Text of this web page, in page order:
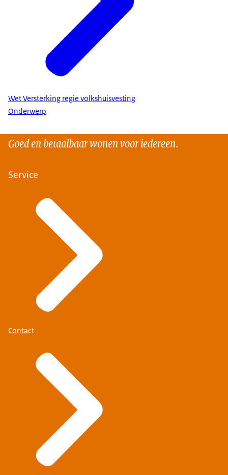
Wet Versterking regie volkshuisvesting
Onderwerp
Goed en betaalbaar wonen voor iedereen.
Service
Contact